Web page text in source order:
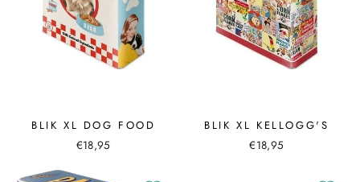
BLIK XL DOG FOOD
€18,95
BLIK XL KELLOGG'S
€18,95